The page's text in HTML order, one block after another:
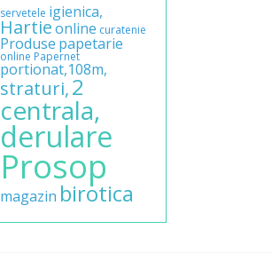
servetele igienica,
Hartieonline curatenie
Produse papetarie
online Papernet
portionat,108m,
straturi,2
centrala,
derulare
Prosop
magazin birotica